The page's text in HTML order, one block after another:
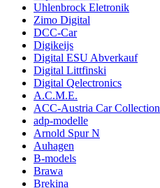
Uhlenbrock Eletronik
Zimo Digital
DCC-Car
Digikeijs
Digital ESU Abverkauf
Digital Littfinski
Digital Qelectronics
A.C.M.E.
ACC-Austria Car Collection
adp-modelle
Arnold Spur N
Auhagen
B-models
Brawa
Brekina